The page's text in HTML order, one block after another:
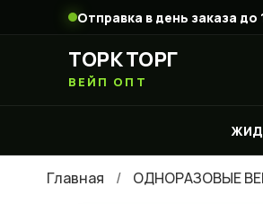
Отправка в день заказа до
ТОРК ТОРГ
ВЕЙП ОПТ
Главная ОДНОРАЗОВЫЕ